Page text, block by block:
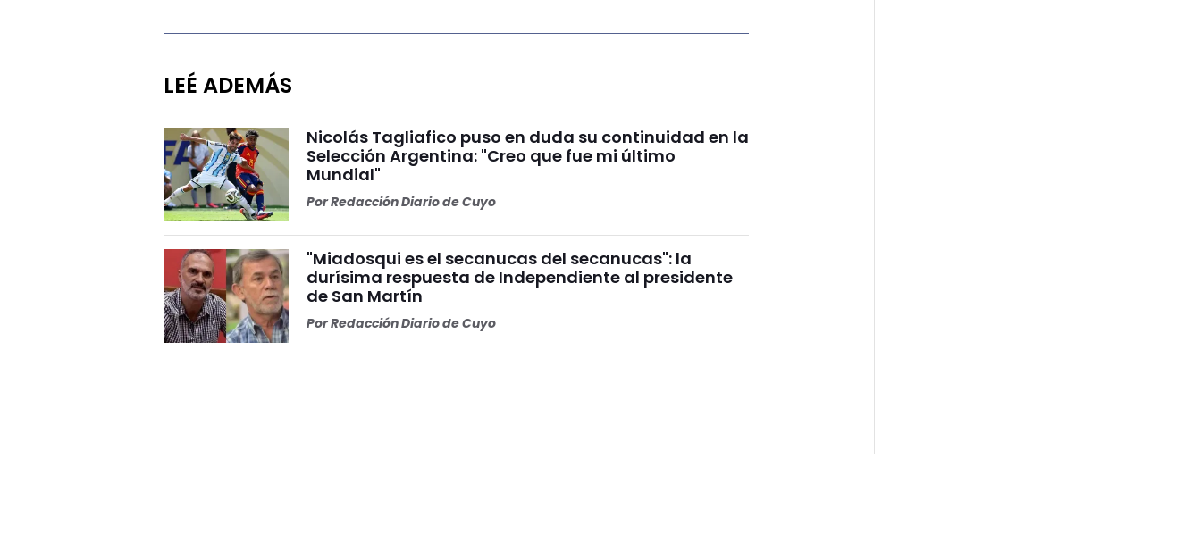
LEÉ ADEMÁS
Nicolás Tagliafico puso en duda su continuidad en la
Selección Argentina: "Creo que fue mi último
Mundial"
PorRedacción Diario de Cuyo
"Miadosqui es el secanucas del secanucas": la
durísima respuesta de Independiente al presidente
de San Martín
PorRedacción Diario de Cuyo